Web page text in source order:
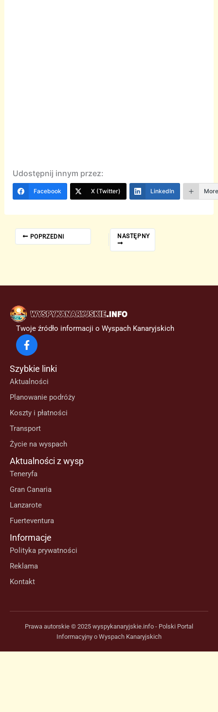
Udostępnij innym przez:
Facebook X (Twitter) LinkedIn
POPRZEDNI NASTĘPNY
Twoje źródło informacji o Wyspach Kanaryjskich
Szybkie linki
Aktualności
Planowanie podróży
Koszty i płatności
Transport
Życie na wyspach
Aktualności z wysp
Teneryfa
Gran Canaria
Lanzarote
Fuerteventura
Informacje
Polityka prywatności
Reklama
Kontakt
Prawa autorskie © 2025 wyspykanaryjskie.info - Polski Portal
Informacyjny o Wyspach Kanaryjskich